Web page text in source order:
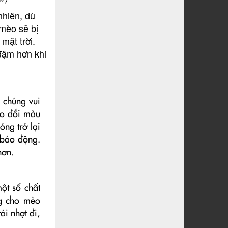
dù
sẽ bị
trời.
hơn khi
vui
đổi màu
trở lại
động.
số chất
cho mèo
nhợt đi,